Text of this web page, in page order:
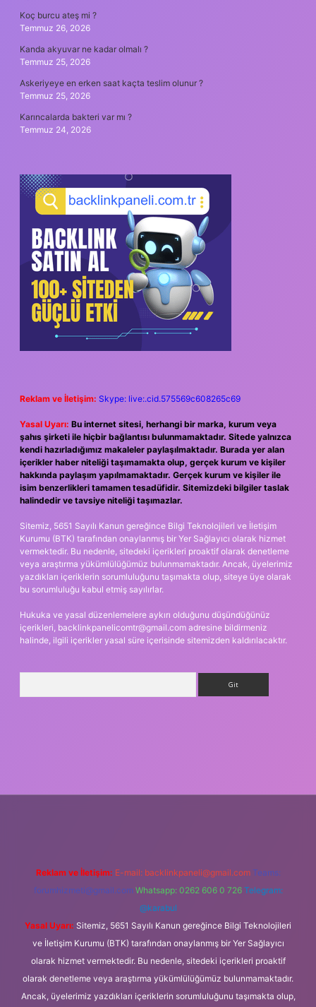
Koç burcu ateş mi ?
Temmuz 26, 2026
Kanda akyuvar ne kadar olmalı ?
Temmuz 25, 2026
Askeriyeye en erken saat kaçta teslim olunur ?
Temmuz 25, 2026
Karıncalarda bakteri var mı ?
Temmuz 24, 2026
Reklam ve İletişim: Skype: live:.cid.575569c608265c69
Yasal Uyarı: Bu internet sitesi, herhangi bir marka, kurum veya
şahıs şirketi ile hiçbir bağlantısı bulunmamaktadır. Sitede yalnızca
kendi hazırladığımız makaleler paylaşılmaktadır. Burada yer alan
içerikler haber niteliği taşımamakta olup, gerçek kurum ve kişiler
hakkında paylaşım yapılmamaktadır. Gerçek kurum ve kişiler ile
isim benzerlikleri tamamen tesadüfidir. Sitemizdeki bilgiler taslak
halindedir ve tavsiye niteliği taşımazlar.
Sitemiz, 5651 Sayılı Kanun gereğince Bilgi Teknolojileri ve İletişim
Kurumu (BTK) tarafından onaylanmış bir Yer Sağlayıcı olarak hizmet
vermektedir. Bu nedenle, sitedeki içerikleri proaktif olarak denetleme
veya araştırma yükümlülüğümüz bulunmamaktadır. Ancak, üyelerimiz
yazdıkları içeriklerin sorumluluğunu taşımakta olup, siteye üye olarak
bu sorumluluğu kabul etmiş sayılırlar.
Hukuka ve yasal düzenlemelere aykırı olduğunu düşündüğünüz
içerikleri, backlinkpanelicomtr@gmail.com adresine bildirmeniz
halinde, ilgili içerikler yasal süre içerisinde sitemizden kaldırılacaktır.
Reklam ve İletişim: E-mail: backlinkpaneli@gmail.com Teams:
forumhizmeti@gmail.com Whatsapp: 0262 606 0 726 Telegram:
@karabul
Yasal Uyarı: Sitemiz, 5651 Sayılı Kanun gereğince Bilgi Teknolojileri
ve İletişim Kurumu (BTK) tarafından onaylanmış bir Yer Sağlayıcı
olarak hizmet vermektedir. Bu nedenle, sitedeki içerikleri proaktif
olarak denetleme veya araştırma yükümlülüğümüz bulunmamaktadır.
Ancak, üyelerimiz yazdıkları içeriklerin sorumluluğunu taşımakta olup,